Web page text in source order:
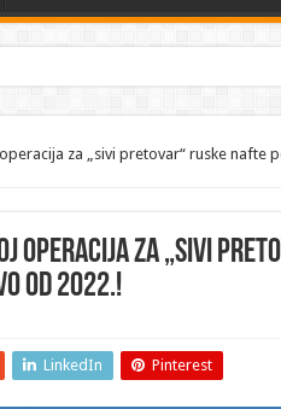
za „sivi pretovar“ ruske nafte
operacija za „sivi
od 2022.!
LinkedIn Pinterest